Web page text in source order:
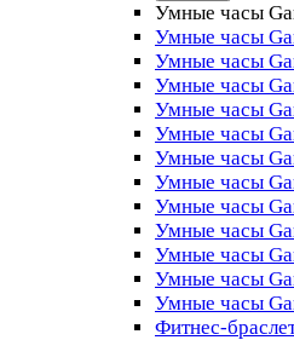
Умные часы
Умные часы
Умные часы
Умные часы
Умные часы
Умные часы
Умные часы
Умные часы
Умные часы
Умные часы
Умные часы
Умные часы
Умные часы
Фитнес-